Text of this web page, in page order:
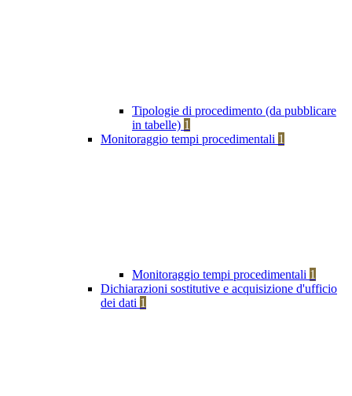
Tipologie di procedimento (da pubblicare
in tabelle) 1
Monitoraggio tempi procedimentali 1
Monitoraggio tempi procedimentali 1
Dichiarazioni sostitutive e acquisizione d'ufficio
dei dati 1